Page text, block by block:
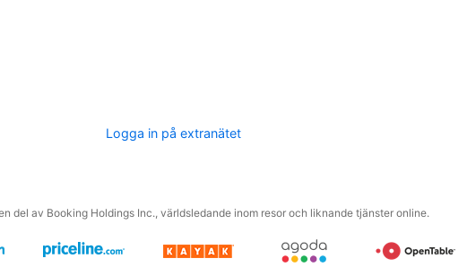
Logga in på extranätet
del av Booking Holdings Inc., världsledande inom resor och liknande tjänster online.